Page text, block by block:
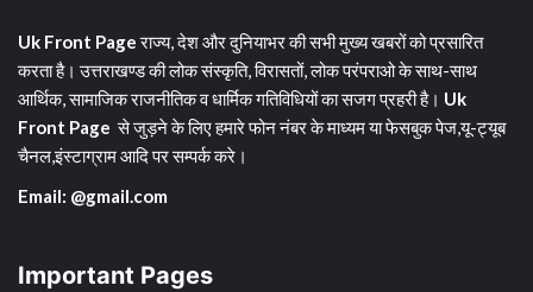
Uk Front Pageराज्य, देश और दुनियाभर की सभी मुख्य खबरों को प्रसारित
करता है। उत्तराखण्ड की लोक संस्कृति, विरासतों, लोक परंपराओ के साथ-साथ
आर्थिक, सामाजिक राजनीतिक व धार्मिक गतिविधियों का सजग प्रहरी है। Uk
Front Page से जुड़ने के लिए हमारे फोन नंबर के माध्यम या फेसबुक पेज,यू-ट्यूब
चैनल,इंस्टाग्राम आदि पर सम्पर्क करे।
Email: @gmail.com
Important Pages